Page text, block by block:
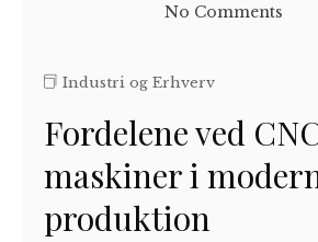
No Comments
Industri og Erhverv
Fordelene ved
maskiner i
produktion